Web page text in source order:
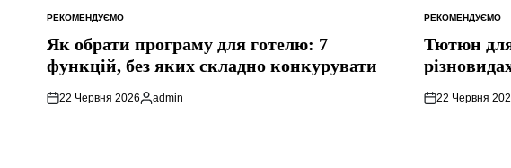
ОПУБЛІКУВАТИ
РЕКОМЕНДУЄМО
Як обрати програму для готелю: 7
функцій, без яких складно конкурувати
22 Червня 2026
Опубліковано
admin
ОПУБЛІКУВАТИ
РЕКОМЕНДУЄМО
Тютюн
22 Червня